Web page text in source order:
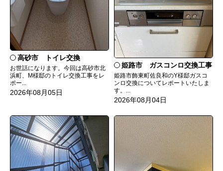
高砂市 トイレ交換
お世話になります。今回は高砂市北
浜町、M様邸のトイレ交換工事をレ
ポー...
2026年08月05日
姫路市 ガスコンロ交換工事
姫路市飾東町佐良和のY様邸ガスコ
ンロ交換についてレポートいたしま
す。...
2026年08月04日